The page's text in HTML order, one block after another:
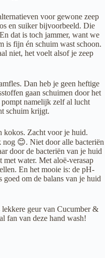
voor gewone zeep
en suiker bijvoorbeeld. Die
dat is toch jammer, want we
is fijn én schuim wast schoon.
niet, het voelt alsof je zeep
Dan heb je geen heftige
gaan schuimen door het
namelijk zelf al lucht
schuim krijgt.
kokos. Zacht voor je huid.
😊. Niet door alle bacteriën
door de bacteriën van je huid
water. Met aloë-verasap
En het mooie is: de pH-
goed om de balans van je huid
geur van Cucumber &
fan van deze hand wash!